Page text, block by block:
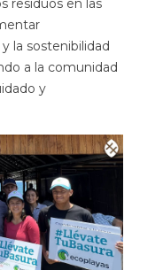
residuos en las
y la sostenibilidad
a la comunidad
y